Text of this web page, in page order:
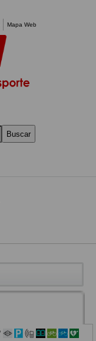
Mapa Web
Buscar